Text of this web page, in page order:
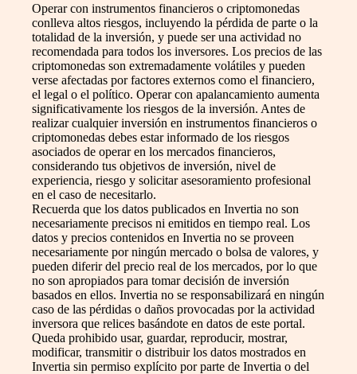
Operar con instrumentos financieros o criptomonedas
conlleva altos riesgos, incluyendo la pérdida de parte o la
totalidad de la inversión, y puede ser una actividad no
recomendada para todos los inversores. Los precios de las
criptomonedas son extremadamente volátiles y pueden
verse afectadas por factores externos como el financiero,
el legal o el político. Operar con apalancamiento aumenta
significativamente los riesgos de la inversión. Antes de
realizar cualquier inversión en instrumentos financieros o
criptomonedas debes estar informado de los riesgos
asociados de operar en los mercados financieros,
considerando tus objetivos de inversión, nivel de
experiencia, riesgo y solicitar asesoramiento profesional
en el caso de necesitarlo.
Recuerda que los datos publicados en Invertia no son
necesariamente precisos ni emitidos en tiempo real. Los
datos y precios contenidos en Invertia no se proveen
necesariamente por ningún mercado o bolsa de valores, y
pueden diferir del precio real de los mercados, por lo que
no son apropiados para tomar decisión de inversión
basados en ellos. Invertia no se responsabilizará en ningún
caso de las pérdidas o daños provocadas por la actividad
inversora que relices basándote en datos de este portal.
Queda prohibido usar, guardar, reproducir, mostrar,
modificar, transmitir o distribuir los datos mostrados en
Invertia sin permiso explícito por parte de Invertia o del